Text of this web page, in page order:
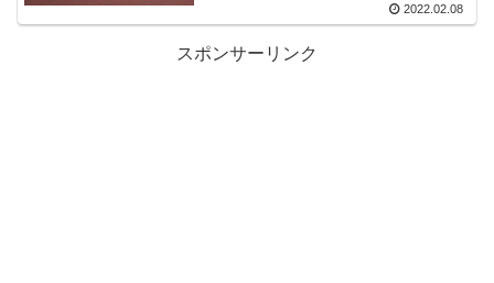
2022.02.08
スポンサーリンク